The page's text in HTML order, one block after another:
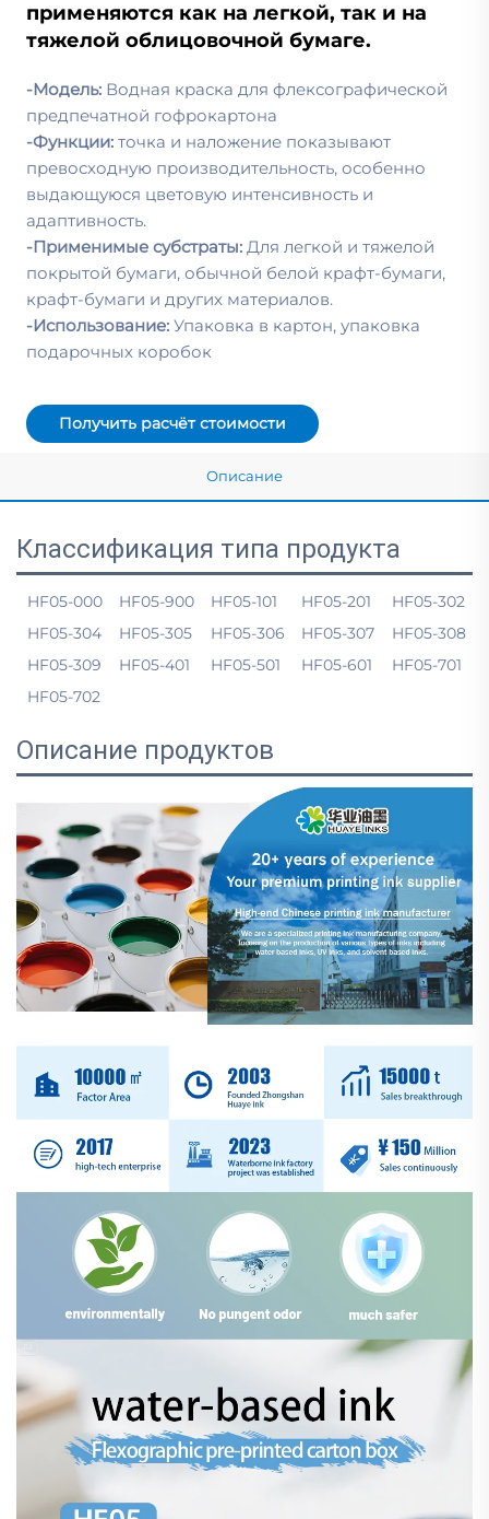
применяются как на легкой, так и на
тяжелой облицовочной бумаге.
-Модель: Водная краска для флексографической
предпечатной гофрокартона
-Функции: точка и наложение показывают
превосходную производительность, особенно
выдающуюся цветовую интенсивность и
адаптивность.
-Применимые субстраты: Для легкой и тяжелой
покрытой бумаги, обычной белой крафт-бумаги,
крафт-бумаги и других материалов.
-Использование: Упаковка в картон, упаковка
подарочных коробок
Получить расчёт стоимости
Описание
Классификация типа продукта
HF05-000 HF05-900 HF05-101 HF05-201
HF05-302
HF05-304
HF05-305 HF05-306 HF05-307
HF05-308
HF05-309
HF05-401 HF05-501 HF05-601
HF05-701
HF05-702
Описание продуктов